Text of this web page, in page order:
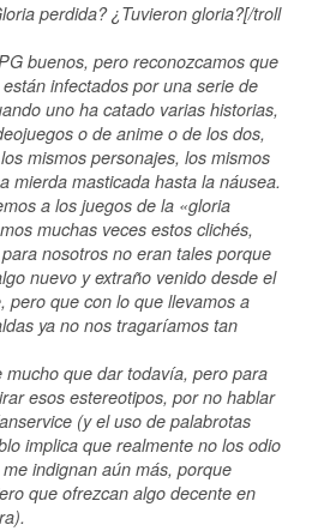
perdida? ¿Tuvieron gloria?[/troll
buenos, pero reconozcamos que
infectados por una serie de
uno ha catado varias historias,
o de anime o de los dos,
mismos personajes, los mismos
mierda masticada hasta la náusea.
a los juegos de la «gloria
muchas veces estos clichés,
nosotros no eran tales porque
nuevo y extraño venido desde el
pero que con lo que llevamos a
ya no nos tragaríamos tan
mucho que dar todavía, pero para
esos estereotipos, por no hablar
(y el uso de palabrotas
implica que realmente no los odio
indignan aún más, porque
que ofrezcan algo decente en